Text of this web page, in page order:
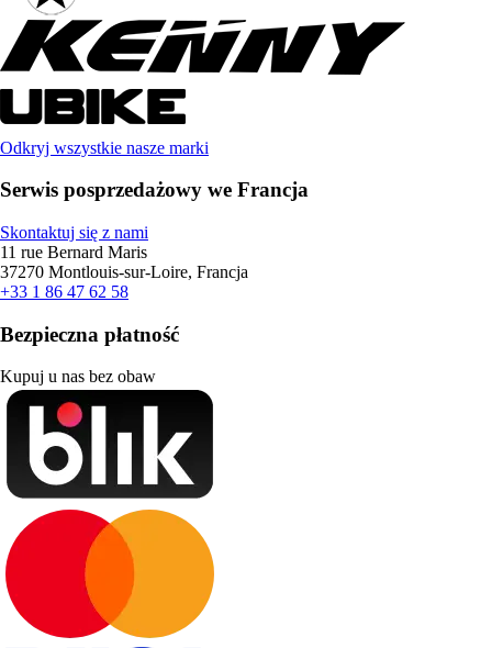
Odkryj wszystkie nasze marki
Serwis posprzedażowy we Francja
Skontaktuj się z nami
11 rue Bernard Maris
37270 Montlouis-sur-Loire, Francja
+33 1 86 47 62 58
Bezpieczna płatność
Kupuj u nas bez obaw